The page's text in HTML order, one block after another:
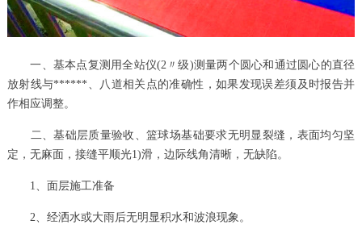
一、基本点复测用全站仪(2〃级)测量两个圆心和通过圆心的直径
放射线与******、八道相关点的准确性，如果发现误差须及时报告并
作相应调整。
二、基础层质量验收、篮球场基础要求无明显裂缝，表面均匀坚
定，无麻面，接缝平顺光1)滑，边际线角清晰，无缺陷。
1、面层施工准备
2、经洒水或大雨后无明显积水和波浪现象。